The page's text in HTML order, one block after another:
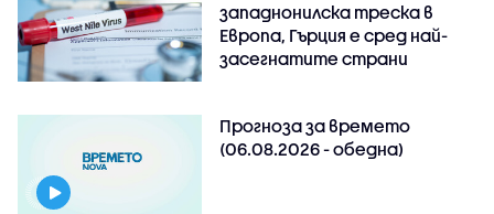
западнонилска треска в
Европа, Гърция е сред най-
засегнатите страни
Прогноза за времето
(06.08.2026 - обедна)